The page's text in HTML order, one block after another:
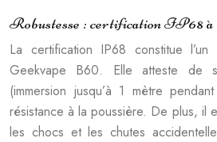
Robustesse : certification IP68 à
La certification IP68 constitue
Geekvape B60. Elle atteste de
(immersion jusqu’à 1 mètre
résistance à la poussière. De plus, il
les chocs et les chutes